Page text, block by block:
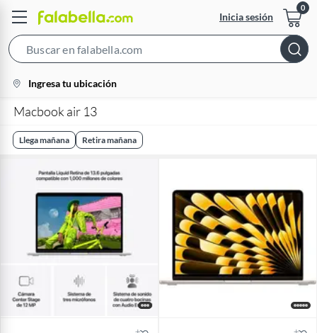
Inicia sesión
Bar
location-
icon
Ingresa tu ubicación
Macbook air 13
Llega mañana Retira mañana